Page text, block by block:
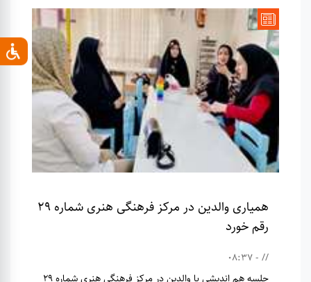
همیاری والدین در مرکز فرهنگی هنری شماره ۲۹
رقم خورد
// - 08:37
جلسه هم اندیشی با والدین در مرکز فرهنگی هنری شماره ۲۹